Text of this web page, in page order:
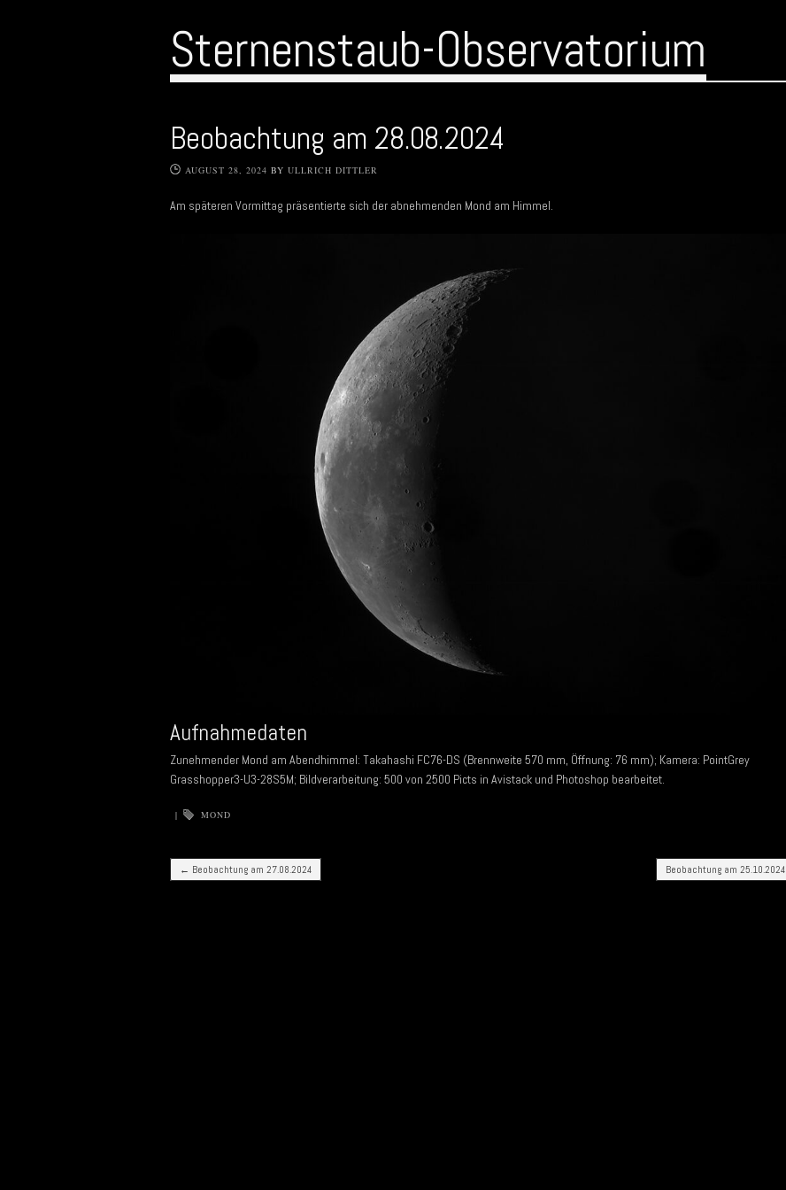
Sternenstaub-Observatorium
Beobachtung am 28.08.2024
AUGUST 28, 2024 BY ULLRICH DITTLER
Am späteren Vormittag präsentierte sich der abnehmenden Mond am Himmel.
Aufnahmedaten
Zunehmender Mond am Abendhimmel: Takahashi FC76-DS (Brennweite 570 mm, Öffnung: 76 mm); Kamera: PointGrey
Grasshopper3-U3-28S5M; Bildverarbeitung: 500 von 2500 Picts in Avistack und Photoshop bearbeitet.
| MOND
Post navigation
← Beobachtung am 27.08.2024 Beobachtung am 25.10.2024